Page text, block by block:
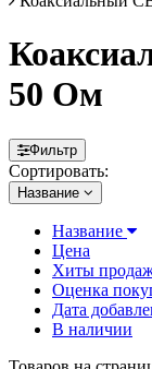
50 Ом
Фильтр
Сортировать:
Название
Название
Цена
Хиты
Оценка
Дата
В наличии